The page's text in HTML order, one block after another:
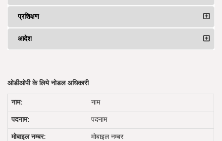
प्रशिक्षण
आदेश
ओडीओपी के लिये नोडल अधिकारी
नाम
पदनाम
मोबाइल नम्बर